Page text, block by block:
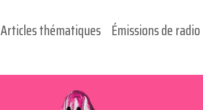
Articles thématiques Émissions de radio